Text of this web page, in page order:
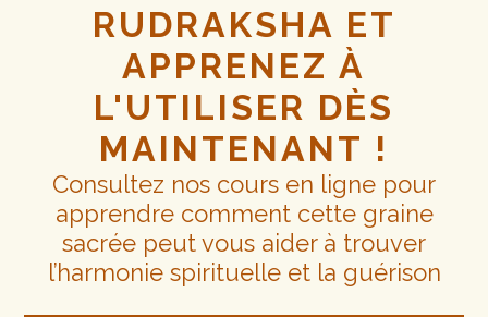
RUDRAKSHA ET
APPRENEZ À
L'UTILISER DÈS
MAINTENANT !
Consultez nos cours en ligne pour
apprendre comment cette graine
sacrée peut vous aider à trouver
l’harmonie spirituelle et la guérison